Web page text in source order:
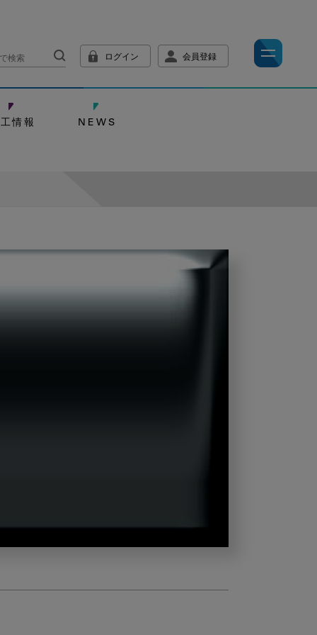
ログイン 会員登録
情報 NEWS